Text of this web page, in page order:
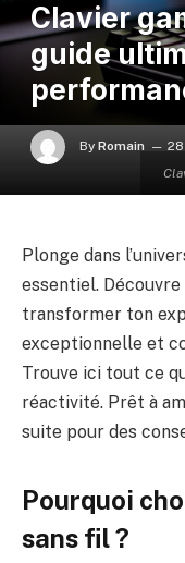
Clavier
guide
By Romain
Plonge dans
essentiel.
transformer ton
exceptionnelle et
Trouve ici tout ce
réactivité. Prêt à
suite pour des
Pourquoi
sans fil ?